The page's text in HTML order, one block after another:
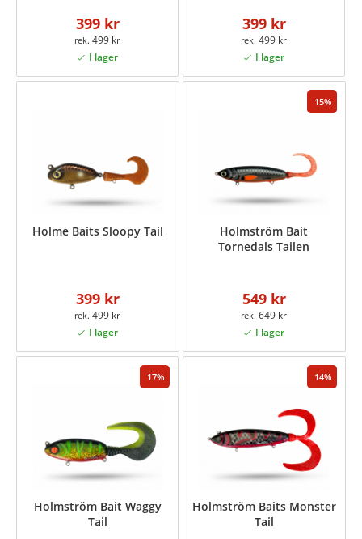
399 kr
499 kr
399 kr
499 kr
Holme Baits Sloopy Tail
399 kr
499 kr
15
Holmström Bait
Tornedals Tailen
549 kr
649 kr
17
Holmström Bait Waggy
Tail
14
Holmström Baits Monster
Tail